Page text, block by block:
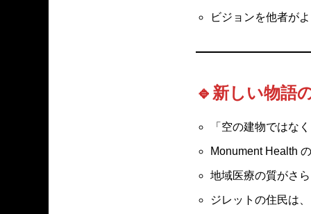
ビジョンを他者が
🔹新しい物語
「空の建物ではな
Monument Health
地域医療の質がさ
ジレットの住民は